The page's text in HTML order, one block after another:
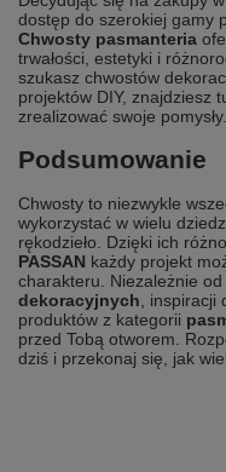
dostęp do szerokiej gamy
Chwosty pasmanteria
trwałości, estetyki i
szukasz chwostów
projektów DIY, znajdziesz
zrealizować swoje pomysły.
Podsumowanie
Chwosty to niezwykle
wykorzystać w wielu
rękodzieło. Dzięki ich
PASSAN każdy projekt
charakteru. Niezależnie
dekoracyjnych , inspiracji
produktów z kategorii
przed Tobą otworem.
dziś i przekonaj się, jak